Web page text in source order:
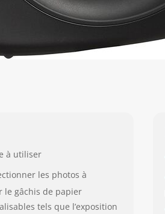
à utiliser
les photos à
gâchis de papier
tels que l’exposition